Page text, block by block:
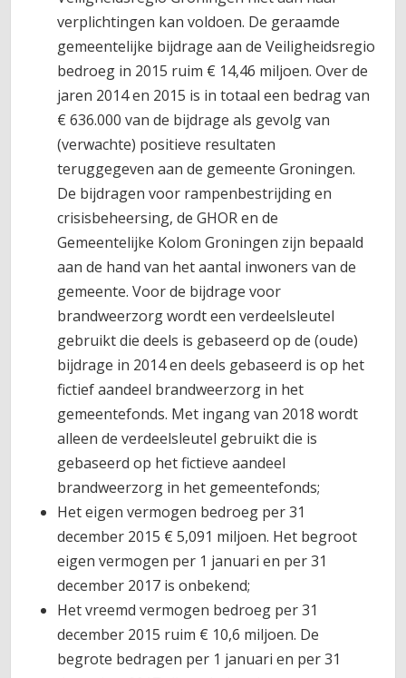
verplichtingen kan voldoen. De geraamde
gemeentelijke bijdrage aan de Veiligheidsregio
bedroeg in 2015 ruim € 14,46 miljoen. Over de
jaren 2014 en 2015 is in totaal een bedrag van
€ 636.000 van de bijdrage als gevolg van
(verwachte) positieve resultaten
teruggegeven aan de gemeente Groningen.
De bijdragen voor rampenbestrijding en
crisisbeheersing, de GHOR en de
Gemeentelijke Kolom Groningen zijn bepaald
aan de hand van het aantal inwoners van de
gemeente. Voor de bijdrage voor
brandweerzorg wordt een verdeelsleutel
gebruikt die deels is gebaseerd op de (oude)
bijdrage in 2014 en deels gebaseerd is op het
fictief aandeel brandweerzorg in het
gemeentefonds. Met ingang van 2018 wordt
alleen de verdeelsleutel gebruikt die is
gebaseerd op het fictieve aandeel
brandweerzorg in het gemeentefonds;
Het eigen vermogen bedroeg per 31
december 2015 € 5,091 miljoen. Het begroot
eigen vermogen per 1 januari en per 31
december 2017 is onbekend;
Het vreemd vermogen bedroeg per 31
december 2015 ruim € 10,6 miljoen. De
begrote bedragen per 1 januari en per 31